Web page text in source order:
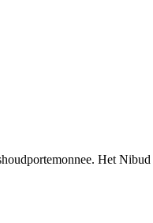
Het